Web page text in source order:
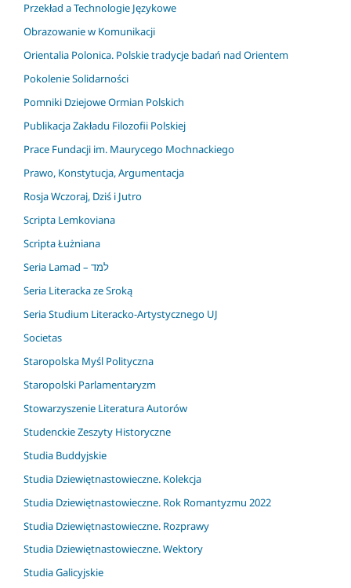
Przekład a Technologie Językowe
Obrazowanie w Komunikacji
Orientalia Polonica. Polskie tradycje badań nad Orientem
Pokolenie Solidarności
Pomniki Dziejowe Ormian Polskich
Publikacja Zakładu Filozofii Polskiej
Prace Fundacji im. Maurycego Mochnackiego
Prawo, Konstytucja, Argumentacja
Rosja Wczoraj, Dziś i Jutro
Scripta Lemkoviana
Scripta Łużniana
Seria Lamad – למד
Seria Literacka ze Sroką
Seria Studium Literacko-Artystycznego UJ
Societas
Staropolska Myśl Polityczna
Staropolski Parlamentaryzm
Stowarzyszenie Literatura Autorów
Studenckie Zeszyty Historyczne
Studia Buddyjskie
Studia Dziewiętnastowieczne. Kolekcja
Studia Dziewiętnastowieczne. Rok Romantyzmu 2022
Studia Dziewiętnastowieczne. Rozprawy
Studia Dziewiętnastowieczne. Wektory
Studia Galicyjskie